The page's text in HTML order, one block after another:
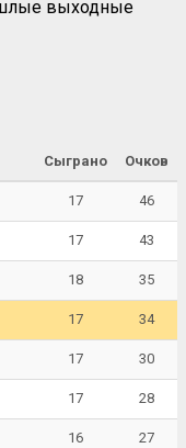
выходные
Сыграно Очков
17 46
17 43
18 35
17 34
17 30
17 28
16 27